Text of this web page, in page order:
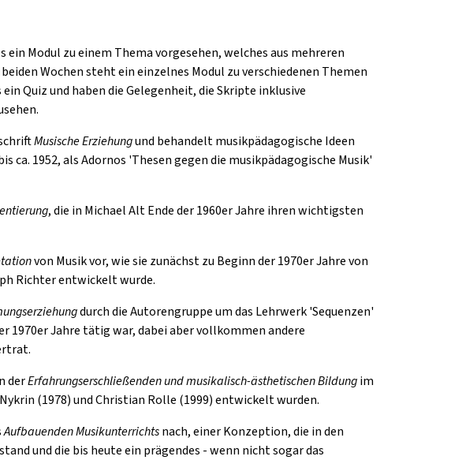
ein Modul zu einem Thema vorgesehen, welches aus mehreren
Wochen steht ein einzelnes Modul zu verschiedenen Themen
Quiz und haben die Gelegenheit, die Skripte inklusive
Musische Erziehungund behandelt musikpädagogische Ideen
ca. 1952, als Adornos 'Thesen gegen die musikpädagogische Musik'
, die in Michael Alt Ende der 1960er Jahre ihren wichtigsten
von Musik vor, wie sie zunächst zu Beginn der 1970er Jahre von
Richter entwickelt wurde.
durch die Autorengruppe um das Lehrwerk 'Sequenzen'
1970er Jahre tätig war, dabei aber vollkommen andere
derErfahrungserschließenden und musikalisch-ästhetischen Bildungim
(1978) und Christian Rolle (1999) entwickelt wurden.
Aufbauenden Musikunterrichtsnach, einer Konzeption, die in den
und die bis heute ein prägendes - wenn nicht sogar das